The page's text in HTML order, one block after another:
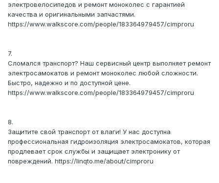
электровелосипедов и ремонт моноколес с гарантией
качества и оригинальными запчастями.
https://www.walkscore.com/people/183364979457/cimproru
7.
Сломался транспорт? Наш сервисный центр выполняет ремонт
электросамокатов и ремонт моноколес любой сложности.
Быстро, надежно и по доступной цене.
https://www.walkscore.com/people/183364979457/cimproru
8.
Защитите свой транспорт от влаги! У нас доступна
профессиональная гидроизоляция электросамокатов, которая
продлевает срок службы и защищает электронику от
повреждений. https://linqto.me/about/cimproru